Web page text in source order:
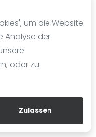
um die Website
Analyse der
oder zu
Zulassen
2025